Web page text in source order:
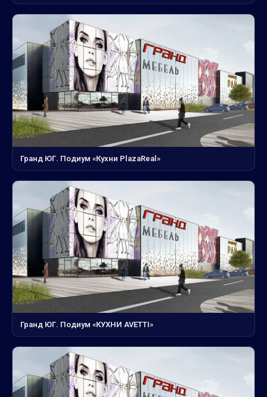
Гранд ЮГ. Подиум «Кухни PlazaReal»
Гранд ЮГ. Подиум «КУХНИ AVETTI»